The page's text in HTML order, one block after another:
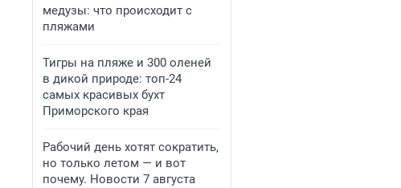
медузы: что происходит с
пляжами
Тигры на пляже и 300 оленей
в дикой природе: топ-24
самых красивых бухт
Приморского края
Рабочий день хотят сократить,
но только летом — и вот
почему. Новости 7 августа